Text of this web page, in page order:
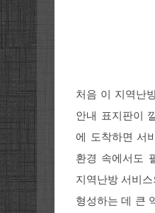
처음 이 지역난
안내 표지판이
에 도착하면 서
환경 속에서도
지역난방 서비
형성하는 데 큰